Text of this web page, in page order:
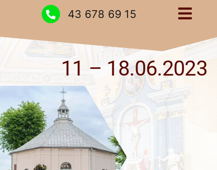
43 678 69 15
Strona główna
Ogłoszenia
Kontakt
11 – 18.06.2023